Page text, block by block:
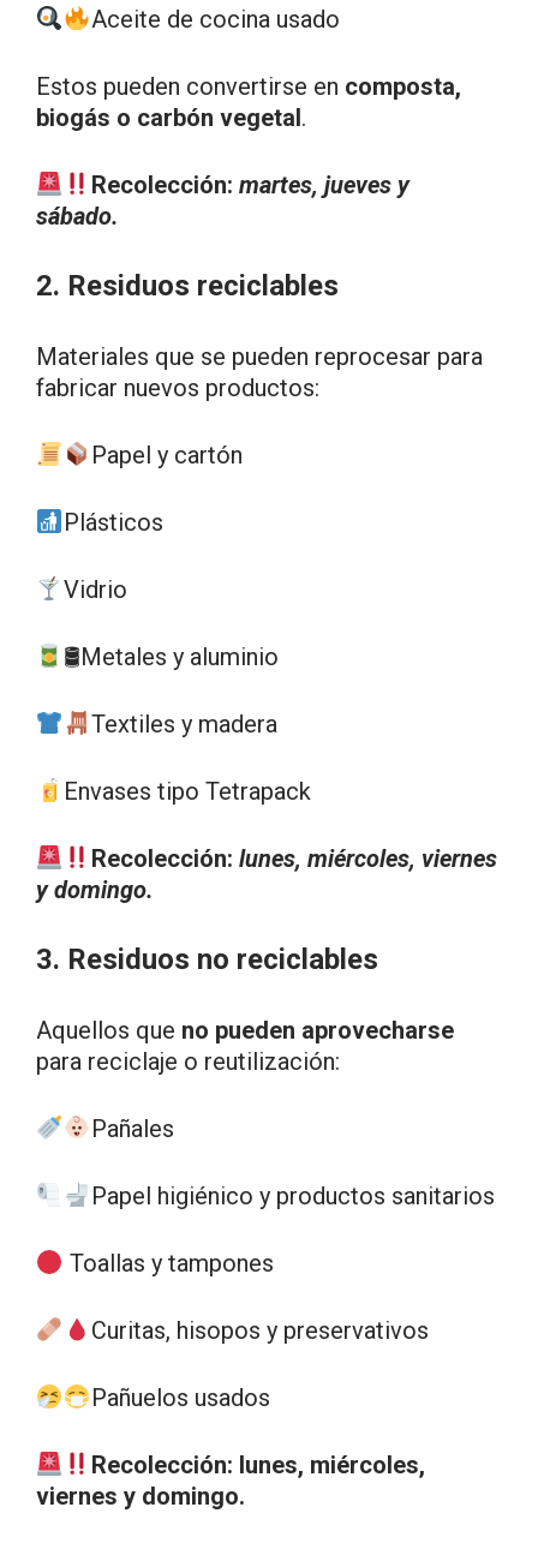
Aceite de cocina usado
Estos pueden convertirse en composta,
biogás o carbón vegetal.
Recolección: martes, jueves y
sábado.
2. Residuos reciclables
Materiales que se pueden reprocesar para
fabricar nuevos productos:
Papel y cartón
Plásticos
Vidrio
🛢Metales y aluminio
Textiles y madera
Envases tipo Tetrapack
Recolección: lunes, miércoles, viernes
y domingo.
3. Residuos no reciclables
Aquellos que no pueden aprovecharse
para reciclaje o reutilización:
Pañales
Papel higiénico y productos sanitarios
Toallas y tampones
Curitas, hisopos y preservativos
Pañuelos usados
Recolección: lunes, miércoles,
viernes y domingo.